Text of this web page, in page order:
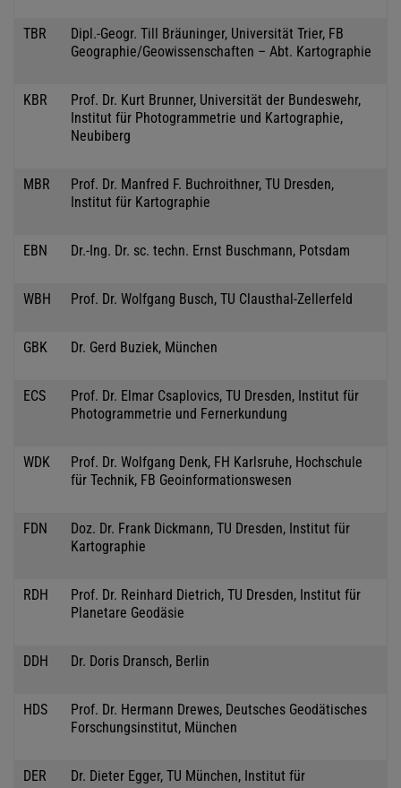
TBR
Dipl.-Geogr. Till Bräuninger, Universität Trier, FB
Geographie/Geowissenschaften – Abt. Kartographie
KBR
Prof. Dr. Kurt Brunner, Universität der Bundeswehr,
Institut für Photogrammetrie und Kartographie,
Neubiberg
MBR
Prof. Dr. Manfred F. Buchroithner, TU Dresden,
Institut für Kartographie
EBN Dr.-Ing. Dr. sc. techn. Ernst Buschmann, Potsdam
WBH Prof. Dr. Wolfgang Busch, TU Clausthal-Zellerfeld
GBK Dr. Gerd Buziek, München
ECS
Prof. Dr. Elmar Csaplovics, TU Dresden, Institut für
Photogrammetrie und Fernerkundung
WDK
Prof. Dr. Wolfgang Denk, FH Karlsruhe, Hochschule
für Technik, FB Geoinformationswesen
FDN
Doz. Dr. Frank Dickmann, TU Dresden, Institut für
Kartographie
RDH
Prof. Dr. Reinhard Dietrich, TU Dresden, Institut für
Planetare Geodäsie
DDH Dr. Doris Dransch, Berlin
HDS
Prof. Dr. Hermann Drewes, Deutsches Geodätisches
Forschungsinstitut, München
DER
Dr. Dieter Egger, TU München, Institut für